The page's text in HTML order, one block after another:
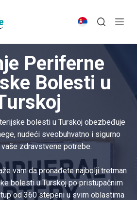
Periferne
Bolesti u
bolesti u Turskoj obezbeđuje
nudeći sveobuhvatno i sigurno
zdravstvene potrebe.
vam da pronađete najbolji tretman
bolesti u Turskoj po pristupačnim
od 360 stepeni u svim oblastima